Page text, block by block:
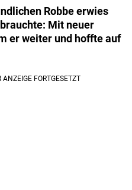
Robbe erwies
Mit neuer
er weiter und hoffte auf